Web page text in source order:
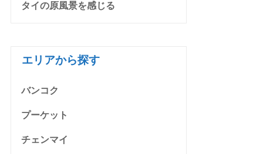
タイの原風景を感じる
エリアから探す
バンコク
プーケット
チェンマイ